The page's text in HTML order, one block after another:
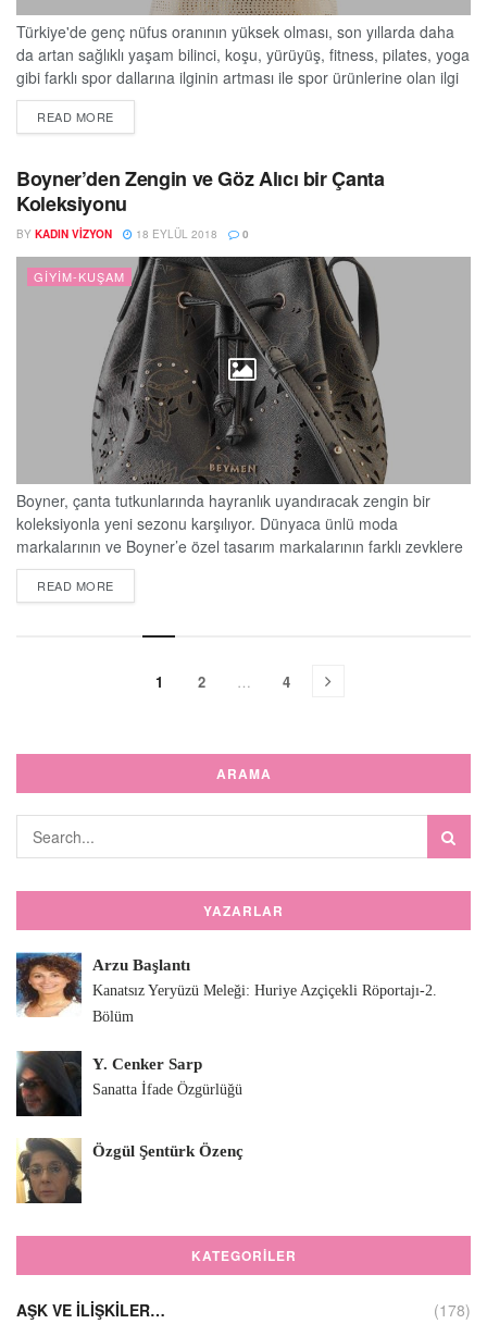
Türkiye'de genç nüfus oranının yüksek olması, son yıllarda daha
da artan sağlıklı yaşam bilinci, koşu, yürüyüş, fitness, pilates, yoga
gibi farklı spor dallarına ilginin artması ile spor ürünlerine olan ilgi
de artıyor. Vücudumuza birçok faydası bulunan spor, sağlıklı
yaşam, dayanıklılık ve motivasyon için de oldukça önem taşıyor.
gerekiyor? Marka...
READ MOREDETAILS
Boyner’den Zengin ve Göz Alıcı bir Çanta
Koleksiyonu
BY KADIN VIZYON 18 EYLÜL 2018 0
GIYIM-KUŞAM
Boyner, çanta tutkunlarında hayranlık uyandıracak zengin bir
koleksiyonla yeni sezonu karşılıyor. Dünyaca ünlü moda
markalarının ve Boyner’e özel tasarım markalarının farklı zevklere
hitap eden şık modelleri, farklı kombinleri tamamlamak üzere
Boyner’de kadınları bekliyor. Modern kadının tercihi Beymen yine
Beymen'in yeni çanta koleksiyonu, günlük kullanımlarda şık
READ MOREDETAILS
1 2 … 4
ARAMA
YAZARLAR
Arzu Başlantı
Kanatsız Yeryüzü Meleği: Huriye Azçiçekli Röportajı-2.
Bölüm
Y. Cenker Sarp
Sanatta İfade Özgürlüğü
Özgül Şentürk Özenç
KATEGORILER
AŞK VE İLIŞKILER… (178)